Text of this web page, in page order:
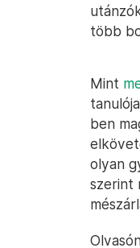
több
Mint
ben
olyan
szerint